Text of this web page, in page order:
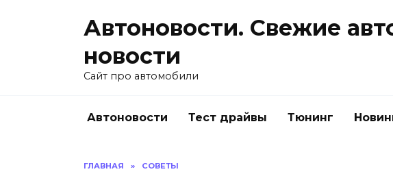
Автоновости. Свежие
новости
Сайт про автомобили
Автоновости Тест драйвы Тюнинг
ГЛАВНАЯ » СОВЕТЫ